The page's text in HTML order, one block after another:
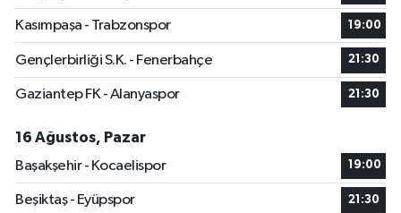
Kasımpaşa - Trabzonspor 19:00
Gençlerbirliği S.K. - Fenerbahçe 21:30
Gaziantep FK - Alanyaspor 21:30
16 Ağustos, Pazar
Başakşehir - Kocaelispor
19:00
Beşiktaş - Eyüpspor 21:30